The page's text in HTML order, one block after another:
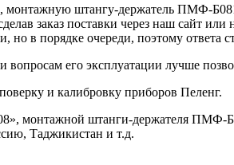
штангу-держатель ПМФ-
заказ поставки через наш сайт
но в порядке очереди, поэтому ответа
вопросам его эксплуатации лучше
и калибровку приборов Пеленг.
монтажной штанги-держателя ПМФ-
Таджикистан и т.д.